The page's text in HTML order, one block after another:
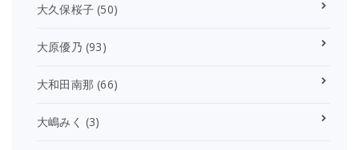
大久保桜子 (50)
大原優乃 (93)
大和田南那 (66)
大嶋みく (3)